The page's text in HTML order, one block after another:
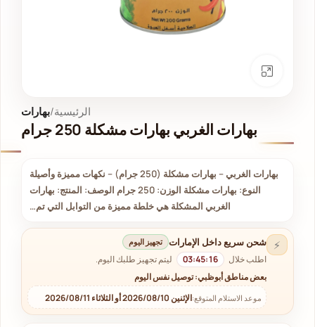
الرئيسية بهارات
بهارات الغربي بهارات مشكلة 250 جرام
بهارات الغربي – بهارات مشكلة (250 جرام) – نكهات مميزة وأصيلة
النوع: بهارات مشكلة الوزن: 250 جرام الوصف: المنتج: بهارات
الغربي المشكلة هي خلطة مميزة من التوابل التي تم…
⚡ شحن سريع داخل الإمارات تجهيز اليوم
اطلب خلال 03:45:16
ليتم تجهيز طلبك اليوم.
بعض مناطق أبوظبي: توصيل نفس اليوم
موعد الاستلام المتوقع:الإثنين 2026/08/10 أو الثلاثاء 2026/08/11